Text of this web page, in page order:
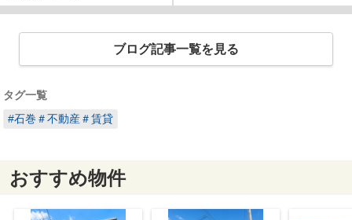
ブログ記事一覧を見る
タグ一覧
#石巻＃不動産＃賃貸
おすすめ物件